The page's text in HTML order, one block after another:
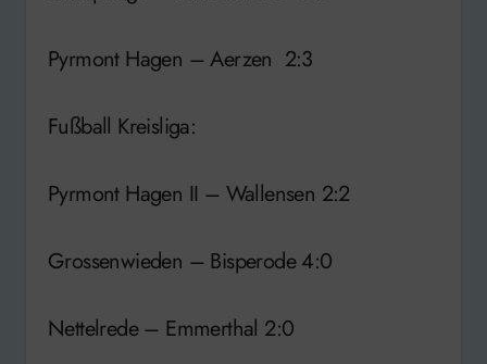
Pyrmont Hagen – Aerzen 2:3
Fußball Kreisliga:
Pyrmont Hagen II – Wallensen 2:2
Grossenwieden – Bisperode 4:0
Nettelrede – Emmerthal 2:0